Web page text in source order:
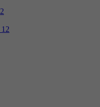
2
12